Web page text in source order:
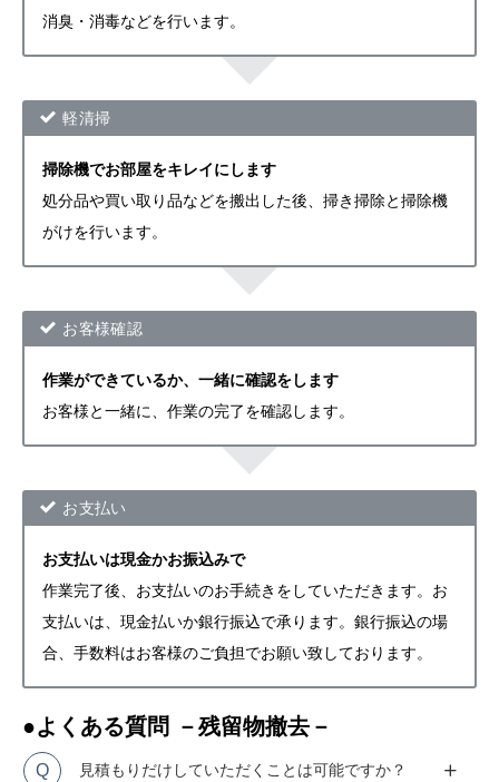
消臭・消毒などを行います。
軽清掃
掃除機でお部屋をキレイにします
処分品や買い取り品などを搬出した後、掃き掃除と掃除機
がけを行います。
お客様確認
作業ができているか、一緒に確認をします
お客様と一緒に、作業の完了を確認します。
お支払い
お支払いは現金かお振込みで
作業完了後、お支払いのお手続きをしていただきます。お
支払いは、現金払いか銀行振込で承ります。銀行振込の場
合、手数料はお客様のご負担でお願い致しております。
●よくある質問 －残留物撤去－
Q 見積もりだけしていただくことは可能ですか？